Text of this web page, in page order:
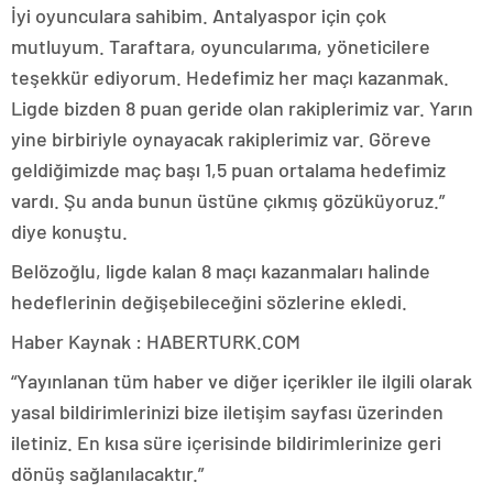
İyi oyunculara sahibim. Antalyaspor için çok
mutluyum. Taraftara, oyuncularıma, yöneticilere
teşekkür ediyorum. Hedefimiz her maçı kazanmak.
Ligde bizden 8 puan geride olan rakiplerimiz var. Yarın
yine birbiriyle oynayacak rakiplerimiz var. Göreve
geldiğimizde maç başı 1,5 puan ortalama hedefimiz
vardı. Şu anda bunun üstüne çıkmış gözüküyoruz.”
diye konuştu.
Belözoğlu, ligde kalan 8 maçı kazanmaları halinde
hedeflerinin değişebileceğini sözlerine ekledi.
Haber Kaynak : HABERTURK.COM
“Yayınlanan tüm haber ve diğer içerikler ile ilgili olarak
yasal bildirimlerinizi bize iletişim sayfası üzerinden
iletiniz. En kısa süre içerisinde bildirimlerinize geri
dönüş sağlanılacaktır.”